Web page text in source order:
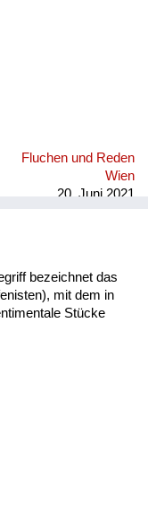
Fluchen und Reden
Wien
20. Juni 2021
bezeichnet das
mit dem in
Stücke